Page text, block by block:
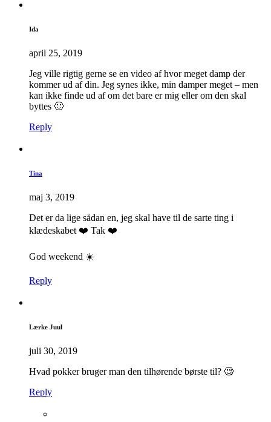
Ida
april 25, 2019
Jeg ville rigtig gerne se en video af hvor meget damp der
kommer ud af din. Jeg synes ikke, min damper meget – men
kan ikke finde ud af om det bare er mig eller om den skal
byttes 🙂
Reply
Tina
maj 3, 2019
Det er da lige sådan en, jeg skal have til de sarte ting i
klædeskabet ❤️ Tak ❤️
God weekend ☀️
Reply
Lærke Juul
juli 30, 2019
Hvad pokker bruger man den tilhørende børste til? 🧐
Reply